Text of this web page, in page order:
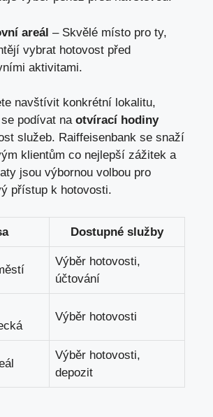
areál – Skvělé místo pro ty,
vybrat hotovost před
aktivitami.
navštívit konkrétní lokalitu,
podívat na otvírací hodiny
služeb. Raiffeisenbank se snaží
klientům co nejlepší zážitek a
jsou výbornou volbou pro
přístup k hotovosti.
Dostupné služby
Výběr hotovosti,
účtování
Výběr hotovosti
Výběr hotovosti,
depozit